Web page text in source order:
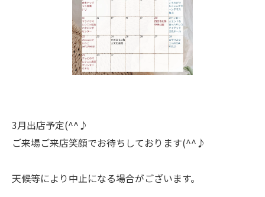
3月出店予定(^^♪
ご来場ご来店笑顔でお待ちしております(^^♪
天候等により中止になる場合がございます。